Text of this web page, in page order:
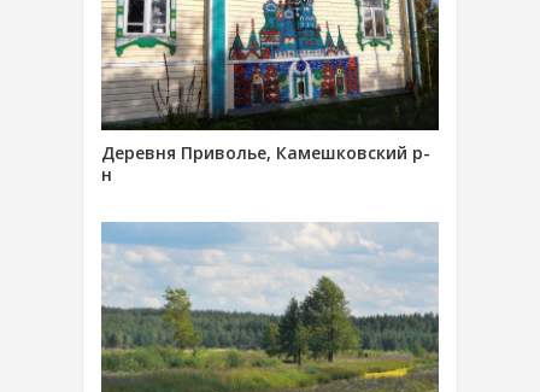
Деревня Приволье, Камешковский р-
н